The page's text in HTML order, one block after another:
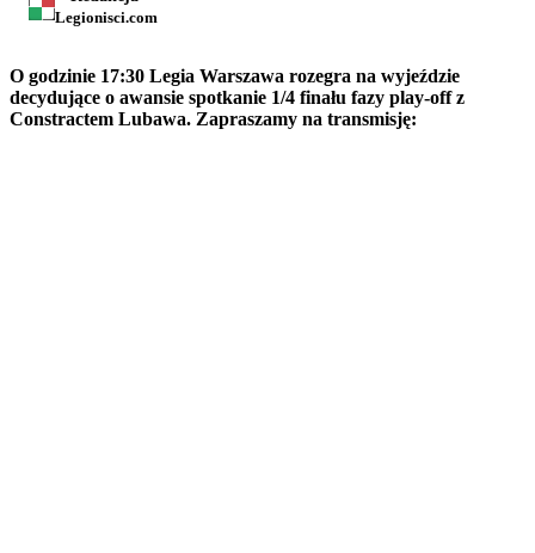
Legionisci.com
O godzinie 17:30 Legia Warszawa rozegra na wyjeździe
decydujące o awansie spotkanie 1/4 finału fazy play-off z
Constractem Lubawa. Zapraszamy na transmisję: